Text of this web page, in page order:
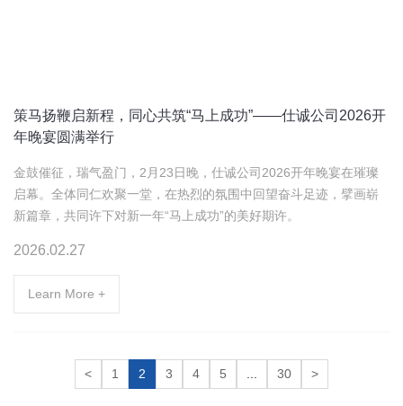
策马扬鞭启新程，同心共筑“马上成功”——仕诚公司2026开
年晚宴圆满举行
金鼓催征，瑞气盈门，2月23日晚，仕诚公司2026开年晚宴在璀璨
启幕。全体同仁欢聚一堂，在热烈的氛围中回望奋斗足迹，擘画崭
新篇章，共同许下对新一年“马上成功”的美好期许。
2026.02.27
Learn More +
< 1 2 3 4 5 30 >